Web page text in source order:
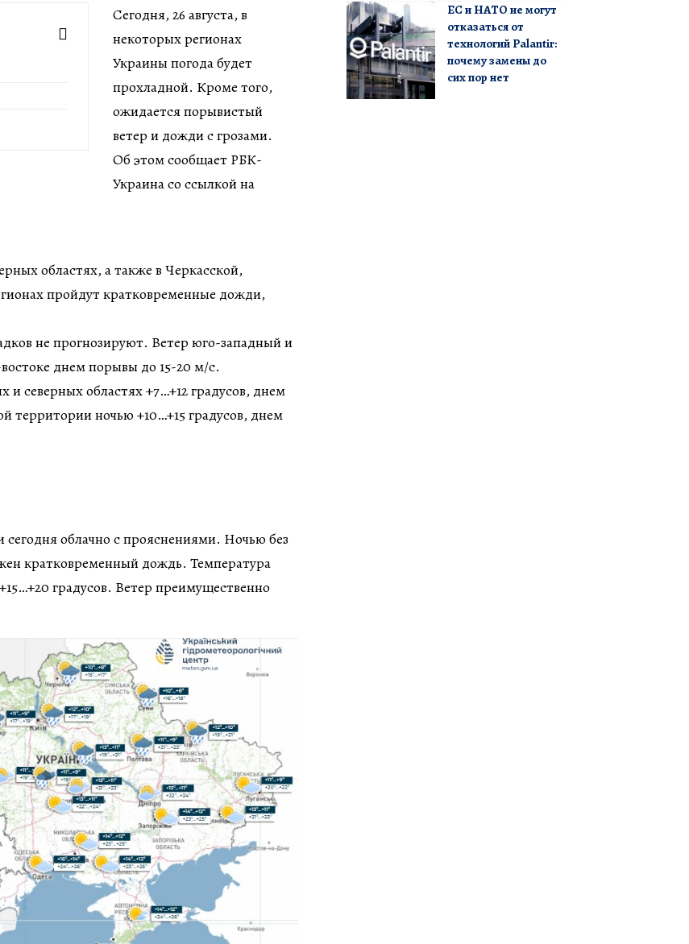
Сегодня, 26 августа, в
некоторых регионах
Украины погода будет
прохладной. Кроме того,
ожидается порывистый
ветер и дожди с грозами.
Об этом сообщает РБК-
Украина со ссылкой на
областях, а также в Черкасской,
пройдут кратковременные дожди,
не прогнозируют. Ветер юго-западный и
днем порывы до 15-20 м/с.
и северных областях +7…+12 градусов, днем
территории ночью +10…+15 градусов, днем
сегодня облачно с прояснениями. Ночью без
кратковременный дождь. Температура
градусов. Ветер преимущественно
ЕС и НАТО не могут
отказаться от
технологий Palantir:
почему замены до
сих пор нет